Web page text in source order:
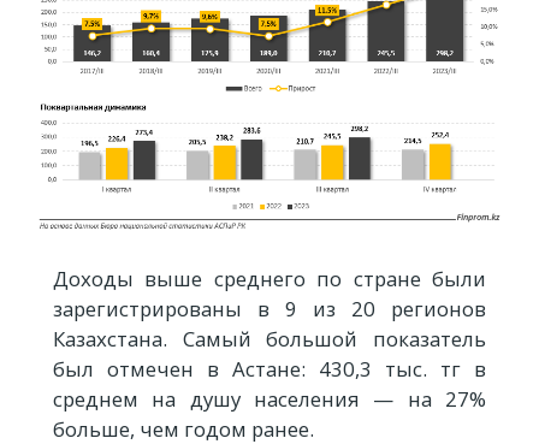
Доходы выше среднего по стране были
зарегистрированы в 9 из 20 регионов
Казахстана. Самый большой показатель
был отмечен в Астане: 430,3 тыс. тг в
среднем на душу населения — на 27%
больше, чем годом ранее.